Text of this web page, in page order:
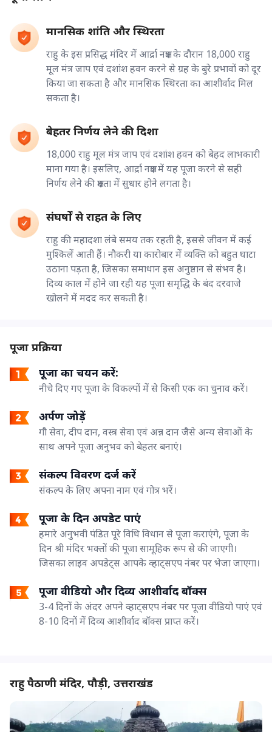
मानसिक शांति और स्थिरता
राहु के इस प्रसिद्ध मंदिर में आर्द्रा नक्षत्र के दौरान 18,000 राहु
मूल मंत्र जाप एवं दशांश हवन करने से ग्रह के बुरे प्रभावों को दूर
किया जा सकता है और मानसिक स्थिरता का आशीर्वाद मिल
सकता है।
बेहतर निर्णय लेने की दिशा
18,000 राहु मूल मंत्र जाप एवं दशांश हवन को बेहद लाभकारी
माना गया है। इसलिए, आर्द्रा नक्षत्र में यह पूजा करने से सही
निर्णय लेने की क्षमता में सुधार होने लगता है।
संघर्षों से राहत के लिए
राहु की महादशा लंबे समय तक रहती है, इससे जीवन में कई
मुश्किलें आती हैं। नौकरी या कारोबार में व्यक्ति को बहुत घाटा
उठाना पड़ता है, जिसका समाधान इस अनुष्ठान से संभव है।
दिव्य काल में होने जा रही यह पूजा समृद्धि के बंद दरवाजे
खोलने में मदद कर सकती है।
पूजा प्रक्रिया
पूजा का चयन करें:
नीचे दिए गए पूजा के विकल्पों में से किसी एक का चुनाव करें।
अर्पण जोड़ें
गौ सेवा, दीप दान, वस्त्र सेवा एवं अन्न दान जैसे अन्य सेवाओं के
साथ अपने पूजा अनुभव को बेहतर बनाएं।
संकल्प विवरण दर्ज करें
संकल्प के लिए अपना नाम एवं गोत्र भरें।
पूजा के दिन अपडेट पाएं
हमारे अनुभवी पंडित पूरे विधि विधान से पूजा कराएंगे, पूजा के
दिन श्री मंदिर भक्तों की पूजा सामूहिक रूप से की जाएगी।
जिसका लाइव अपडेट्स आपके व्हाट्सएप नंबर पर भेजा जाएगा।
पूजा वीडियो और दिव्य आशीर्वाद बॉक्स
3-4 दिनों के अंदर अपने व्हाट्सएप नंबर पर पूजा वीडियो पाएं एवं
8-10 दिनों में दिव्य आशीर्वाद बॉक्स प्राप्त करें।
राहु पैठाणी मंदिर, पौड़ी, उत्तराखंड